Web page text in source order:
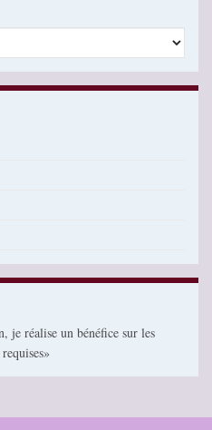
je réalise un bénéfice sur les